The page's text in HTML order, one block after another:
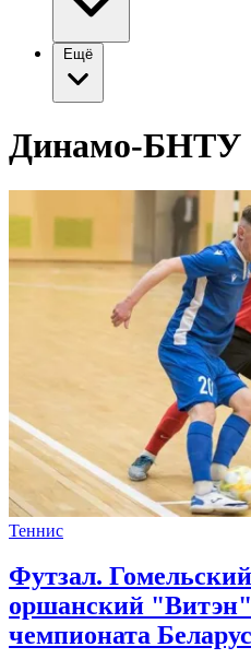
Ещё
Динамо-БНТУ
Теннис
Футзал.
оршанский
чемпионата